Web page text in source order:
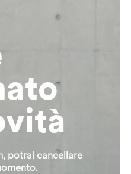
potrai cancellare